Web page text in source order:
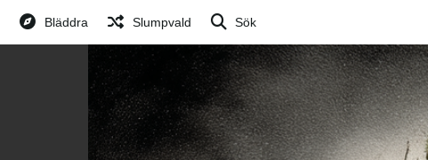
Bläddra Slumpvald Sök